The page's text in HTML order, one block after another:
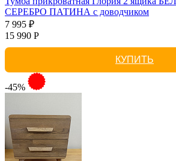
СЕРЕБРО ПАТИНА с доводчиком
7 995 ₽
15 990 Р
КУПИТЬ
-45%